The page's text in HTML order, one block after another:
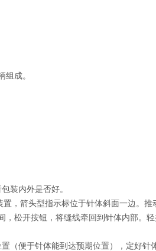
组成。
装内外是否好。
，箭头型指示标位于针体斜面一边。
松开按钮，将缝线牵回到针体内部。
（便于针体能到达预期位置），定好针